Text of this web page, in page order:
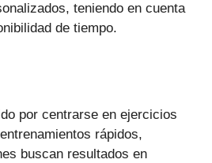
teniendo en cuenta
de tiempo.
por centrarse en ejercicios
rápidos,
buscan resultados en